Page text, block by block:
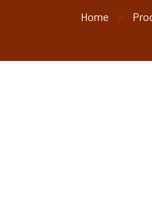
Home